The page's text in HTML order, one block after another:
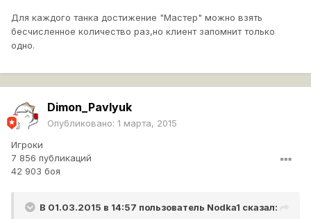
Для каждого танка достижение "Мастер" можно взять
бесчисленное количество раз,но клиент запомнит только
одно.
Dimon_Pavlyuk
Опубликовано: 1 марта, 2015
Игроки
7 856 публикаций
42 903 боя
В 01.03.2015 в 14:57 пользователь Nodka1 сказал: